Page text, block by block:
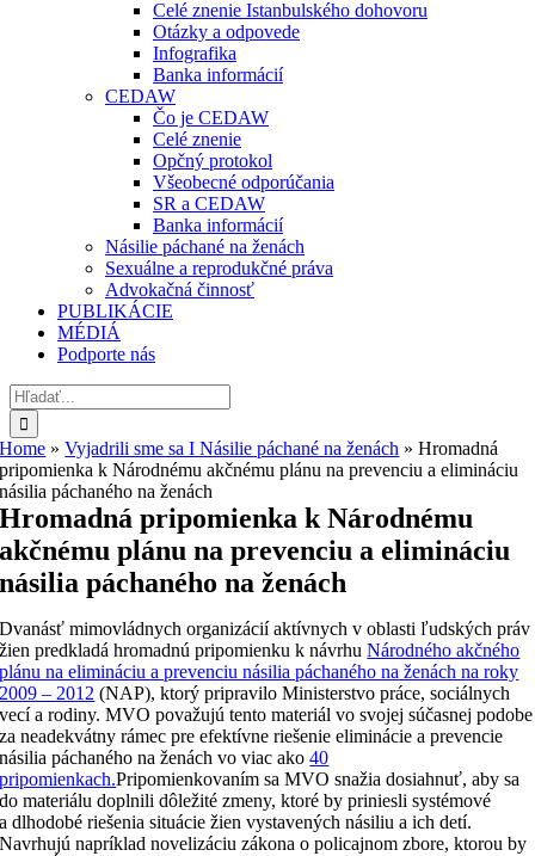
Celé znenie Istanbulského dohovoru
Otázky a odpovede
Infografika
Banka informácií
CEDAW
Čo je CEDAW
Celé znenie
Opčný protokol
Všeobecné odporúčania
SR a CEDAW
Banka informácií
Násilie páchané na ženách
Sexuálne a reprodukčné práva
Advokačná činnosť
PUBLIKÁCIE
MÉDIÁ
Podporte nás
Hľadať:
Home »Vyjadrili sme sa I Násilie páchané na ženách »Hromadná
pripomienka k Národnému akčnému plánu na prevenciu a elimináciu
násilia páchaného na ženách
Hromadná pripomienka k Národnému
akčnému plánu na prevenciu a elimináciu
násilia páchaného na ženách
Dvanásť mimovládnych organizácií aktívnych v oblasti ľudských práv
žien predkladá hromadnú pripomienku k návrhuNárodného akčného
plánu na elimináciu a prevenciu násilia páchaného na ženách na roky
2009 – 2012 (NAP), ktorý pripravilo Ministerstvo práce, sociálnych
vecí a rodiny. MVO považujú tento materiál vo svojej súčasnej podobe
za neadekvátny rámec pre efektívne riešenie eliminácie a prevencie
násilia páchaného na ženách vo viac ako40
pripomienkach.Pripomienkovaním sa MVO snažia dosiahnuť, aby sa
do materiálu doplnili dôležité zmeny, ktoré by priniesli systémové
a dlhodobé riešenia situácie žien vystavených násiliu a ich detí.
Navrhujú napríklad novelizáciu zákona o policajnom zbore, ktorou by